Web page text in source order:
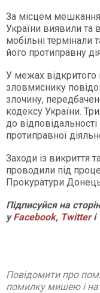
За місцем мешкання
України виявили та
мобільні термінали
його протиправну
У межах
зловмиснику
злочину,
кодексу України.
до
протиправної
Заходи із викриття
проводили під
Прокуратури
Підписуйся на
уFacebook, Twitter і
Повідомити про
помилку мишею і